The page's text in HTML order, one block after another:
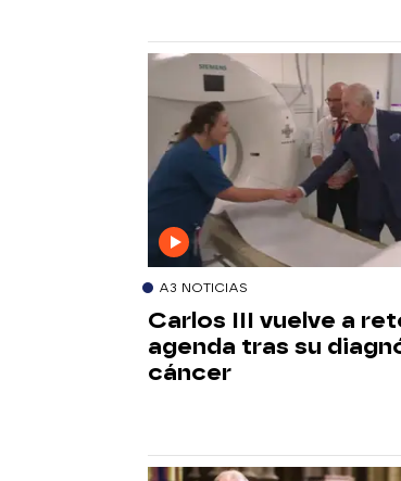
A3 NOTICIAS
Carlos III vuelve a
agenda tras su
cáncer